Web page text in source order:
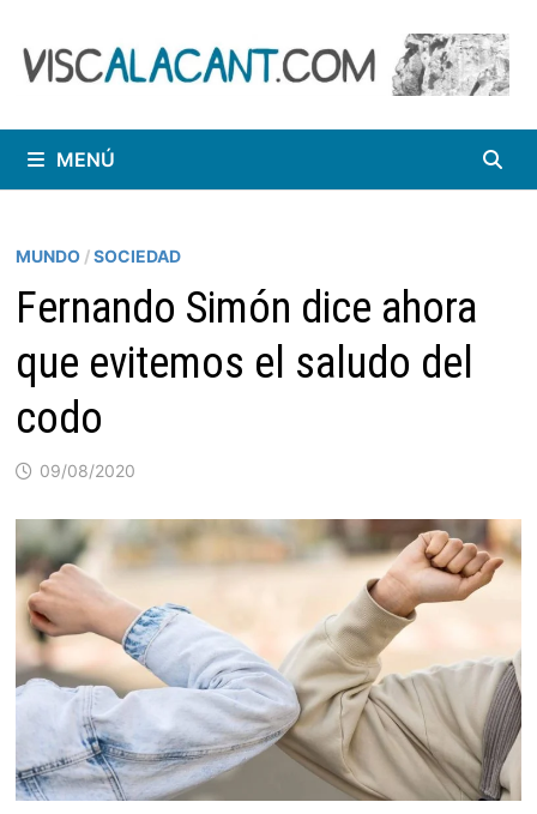
contenido
MENÚ
MUNDO /SOCIEDAD
Fernando Simón dice ahora
que evitemos el saludo del
codo
09/08/2020